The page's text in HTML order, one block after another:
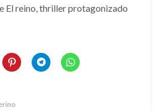
El reino, thriller protagonizado